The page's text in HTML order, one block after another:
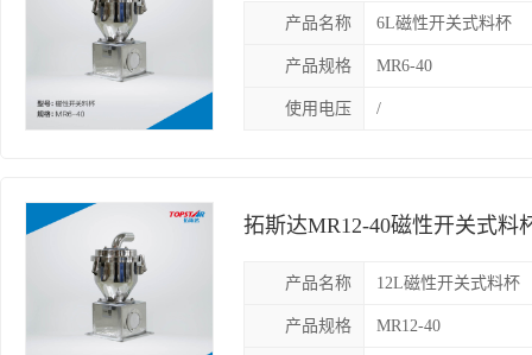
产品名称 6L磁性开关式料杯
产品规格 MR6-40
使用电压 /
拓斯达MR12-40磁性开关式料
产品名称 12L磁性开关式料杯
产品规格 MR12-40